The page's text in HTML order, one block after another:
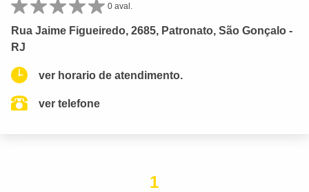
0 aval.
Rua Jaime Figueiredo, 2685, Patronato, São Gonçalo -
RJ
ver horario de atendimento.
ver telefone
1